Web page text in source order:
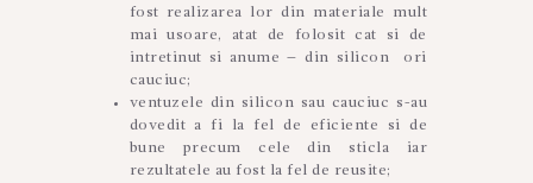
fost realizarea lor din materiale mult
mai usoare, atat de folosit cat si de
intretinut si anume – din silicon ori
cauciuc;
ventuzele din silicon sau cauciuc s-au
dovedit a fi la fel de eficiente si de
bune precum cele din sticla iar
rezultatele au fost la fel de reusite;